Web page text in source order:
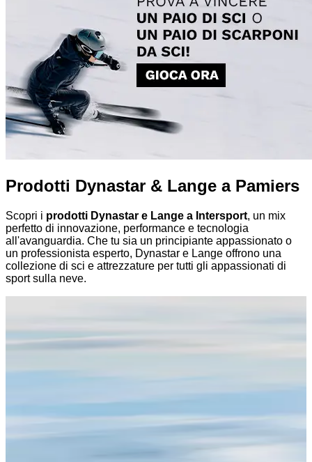
Prodotti Dynastar & Lange a Pamiers
Scopri i prodotti Dynastar e Lange a Intersport, un mix
perfetto di innovazione, performance e tecnologia
all'avanguardia. Che tu sia un principiante appassionato o
un professionista esperto, Dynastar e Lange offrono una
collezione di sci e attrezzature per tutti gli appassionati di
sport sulla neve.